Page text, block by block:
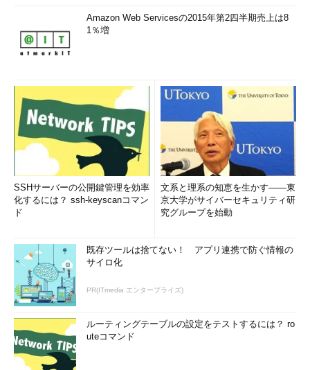
Amazon Web Servicesの2015年第2四半期売上は8
1％増
SSHサーバーの公開鍵管理を効率
化するには？ ssh-keyscanコマン
ド
文系と理系の知恵を生かす――東
京大学がサイバーセキュリティ研
究グループを始動
既存ツールは捨てない！ アプリ連携で防ぐ情報の
サイロ化
PR(ITmedia エンタープライズ)
ルーティングテーブルの設定をテストするには？ ro
uteコマンド